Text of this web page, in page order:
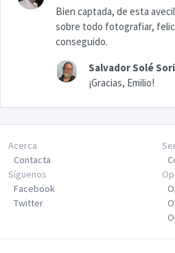
Bien captada, de esta
sobre todo fotografiar,
conseguido.
Salvador Solé
¡Gracias, Emilio!
Acerca
Contacta
Síguenos
Facebook
Twitter